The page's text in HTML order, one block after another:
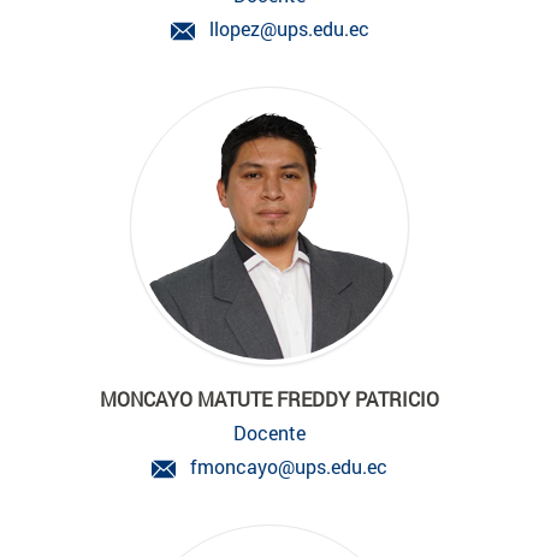
llopez@ups.edu.ec
MONCAYO MATUTE FREDDY PATRICIO
Docente
fmoncayo@ups.edu.ec